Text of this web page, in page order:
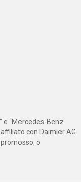
e “Mercedes-Benz
con Daimler AG
o